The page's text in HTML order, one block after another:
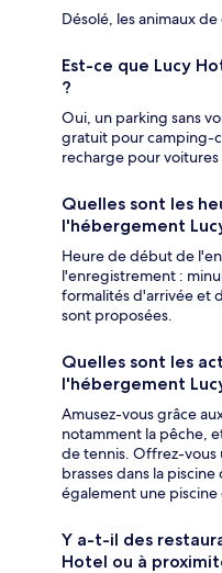
Désolé, les animaux
Est-ce que Lucy
?
Oui, un parking sans
gratuit pour camping-
recharge pour
Quelles sont les
l'hébergement
Heure de début de
l'enregistrement :
formalités d'arrivée et
sont proposées.
Quelles sont les
l'hébergement
Amusez-vous grâce
notamment la pêche,
de tennis. Offrez-vous
brasses dans la
également une piscine
Y a-t-il des
Hotel ou à